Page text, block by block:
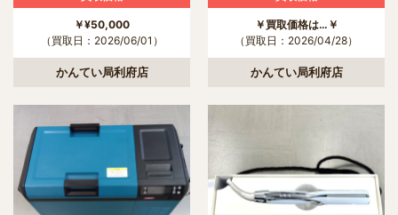
￥¥50,000
（買取日：2026/06/01）
かんてい局利府店
￥買取価格は…￥
（買取日：2026/04/28）
かんてい局利府店